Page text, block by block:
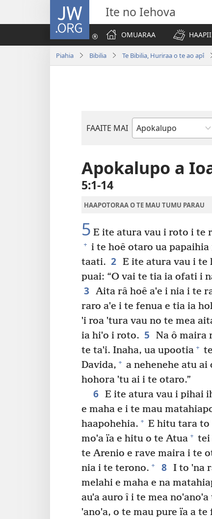
JW.ORG Ite no Iehova
OMUARAA
Piahia Bibilia Te Bibilia, Huriraa o te ao apî
FAAITE MAI
Buka
te
Bibilia
Apokalupo a
5:1-14
HAAPOTORAA O TE MAU TUMU PARAU
5 E ite atura vau i roto i te
+ i te hoê otaro ua papaihia
taati. 2 E ite atura vau i te
puai: “O vai te tia ia ofati i
3
Aita râ hoê aˈe i nia i te
raro aˈe i te fenua e tia ia
ˈi roa ˈtura vau no te mea
ia hiˈo i roto. 5
Na ô maira
te taˈi. Inaha, ua upootia +
Davida, + a nehenehe atu ai
hohora ˈtu ai i te otaro.”
6 E ite atura vau i pihai
e maha e i te mau
haapohehia. + E hitu tara to
moˈa ïa e hitu o te Atua + tei
te Arenio e rave maira i te
nia i te terono. + 8 I to ˈna
melahi e maha e na
auˈa auro î i te mea
ˈanoˈa, o te mau pure ïa a te